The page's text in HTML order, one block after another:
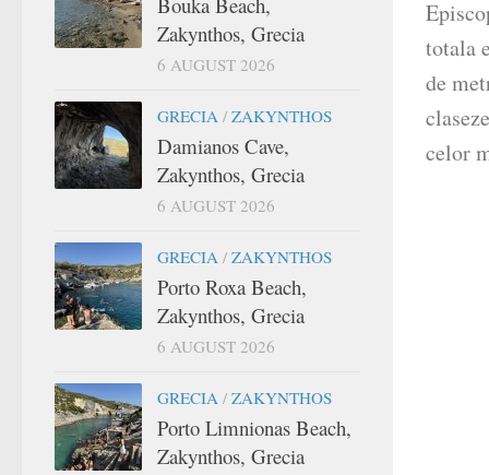
totala
de
celor
Zakynthos, Grecia
6 AUGUST 2026
GRECIA / ZAKYNTHOS
Damianos Cave,
Zakynthos, Grecia
6 AUGUST 2026
GRECIA / ZAKYNTHOS
Porto Roxa Beach,
Zakynthos, Grecia
6 AUGUST 2026
GRECIA / ZAKYNTHOS
Porto Limnionas Beach,
Zakynthos, Grecia